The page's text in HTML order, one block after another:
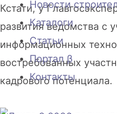
Новости
Каталоги
Статьи
Портал β
Контакты
Кстати, у
развития ведомства с
информационных
востребованных
кадрового потенциала.